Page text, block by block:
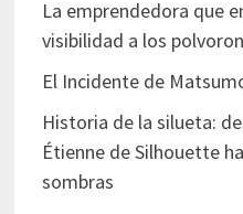
La emprendedora que
visibilidad a los
El Incidente de
Historia de la silueta:
Étienne de Silhouette
sombras